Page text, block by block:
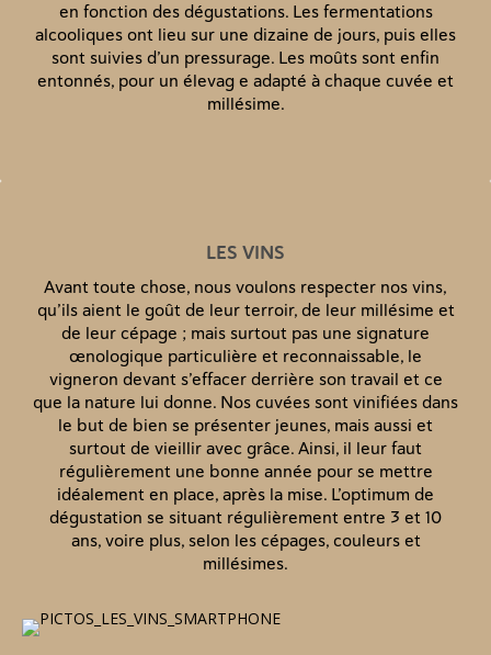
en fonction des dégustations. Les fermentations
alcooliques ont lieu sur une dizaine de jours, puis elles
sont suivies d’un pressurage. Les moûts sont enfin
entonnés, pour un élevag e adapté à chaque cuvée et
millésime.
LES VINS
Avant toute chose, nous voulons respecter nos vins,
qu’ils aient le goût de leur terroir, de leur millésime et
de leur cépage ; mais surtout pas une signature
œnologique particulière et reconnaissable, le
vigneron devant s’effacer derrière son travail et ce
que la nature lui donne. Nos cuvées sont vinifiées dans
le but de bien se présenter jeunes, mais aussi et
surtout de vieillir avec grâce. Ainsi, il leur faut
régulièrement une bonne année pour se mettre
idéalement en place, après la mise. L’optimum de
dégustation se situant régulièrement entre 3 et 10
ans, voire plus, selon les cépages, couleurs et
millésimes.